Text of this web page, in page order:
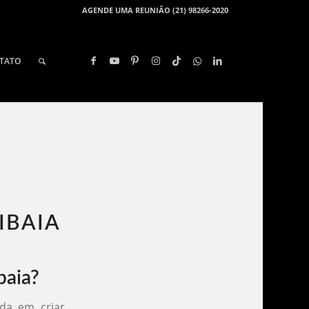
AGENDE UMA REUNIÃO (21) 98266-2020